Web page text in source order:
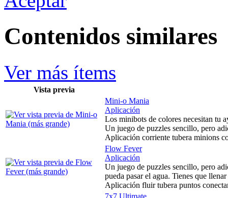
Contenidos similares
Ver más ítems
Vista previa
Mini-o Mania
Aplicación
Los minibots de colores necesitan tu
Un juego de puzzles sencillo, pero
Aplicación corriente tubera minions
Flow Fever
Aplicación
Un juego de puzzles sencillo, pero
pueda pasar el agua. Tienes que
Aplicación fluir tubera puntos
7x7 Ultimate